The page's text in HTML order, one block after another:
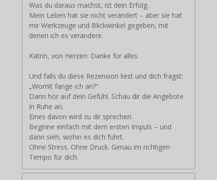
Was du daraus machst, ist dein Erfolg.
Mein Leben hat sie nicht verändert – aber sie hat
mir Werkzeuge und Blickwinkel gegeben, mit
denen ich es verändere.
Katrin, von Herzen: Danke für alles.
Und falls du diese Rezension liest und dich fragst:
„Womit fange ich an?“
Dann hör auf dein Gefühl. Schau dir die Angebote
in Ruhe an.
Eines davon wird zu dir sprechen.
Beginne einfach mit dem ersten Impuls – und
dann sieh, wohin es dich führt.
Ohne Stress. Ohne Druck. Genau im richtigen
Tempo für dich.